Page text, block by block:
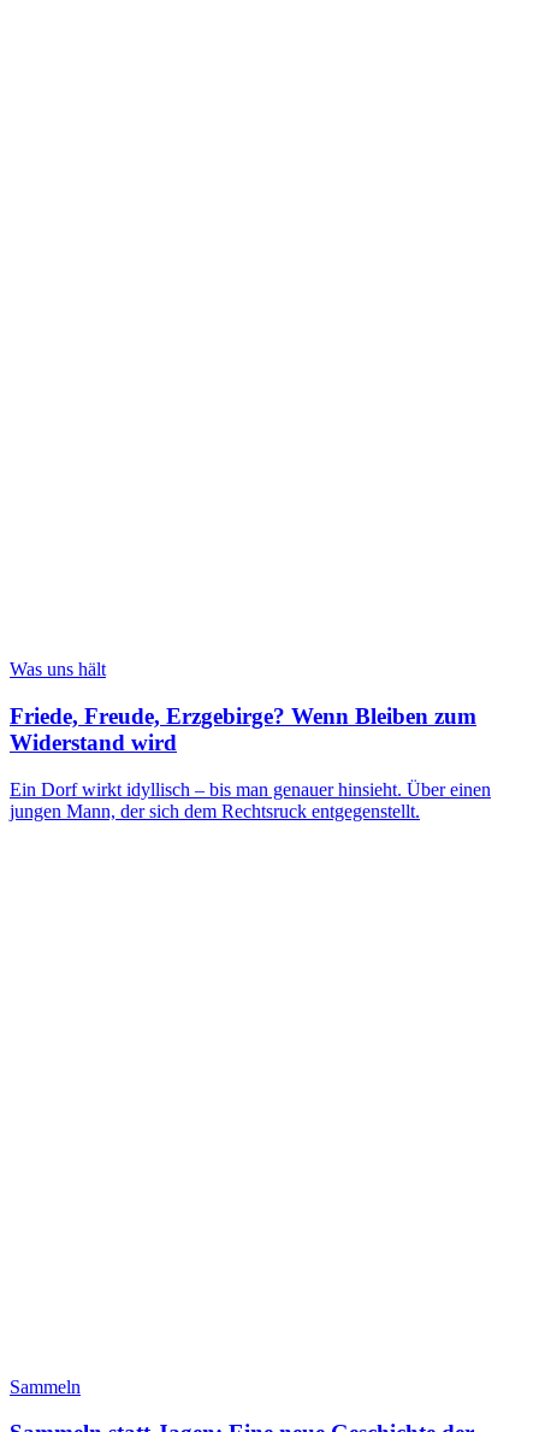
Was uns hält
Friede, Freude, Erzgebirge? Wenn Bleiben zum
Widerstand wird
Ein Dorf wirkt idyllisch – bis man genauer hinsieht. Über einen
jungen Mann, der sich dem Rechtsruck entgegenstellt.
Sammeln